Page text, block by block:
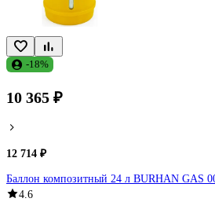
-18%
10 365 ₽
12 714 ₽
Баллон композитный 24 л BURHAN GAS
4.6